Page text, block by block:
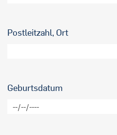
Postleitzahl, Ort
Geburtsdatum